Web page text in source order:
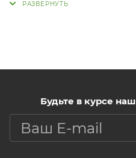
Нанесите необходимое
Будьте в курсе